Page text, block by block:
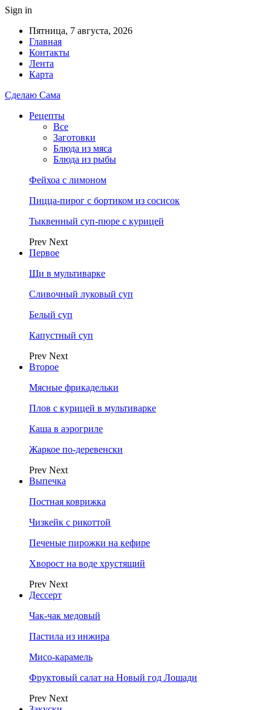
Sign in
Пятница, 7 августа, 2026
Главная
Контакты
Лента
Карта
Сделаю Сама
Рецепты
Все
Заготовки
Блюда из мяса
Блюда из рыбы
Фейхоа с лимоном
Пицца-пирог с бортиком из сосисок
Тыквенный суп-пюре с курицей
Prev Next
Первое
Щи в мультиварке
Сливочный луковый суп
Белый суп
Капустный суп
Prev Next
Второе
Мясные фрикадельки
Плов с курицей в мультиварке
Каша в аэрогриле
Жаркое по-деревенски
Prev Next
Выпечка
Постная коврижка
Чизкейк с рикоттой
Печеные пирожки на кефире
Хворост на воде хрустящий
Prev Next
Дессерт
Чак-чак медовый
Пастила из инжира
Мисо-карамель
Фруктовый салат на Новый год Лошади
Prev Next